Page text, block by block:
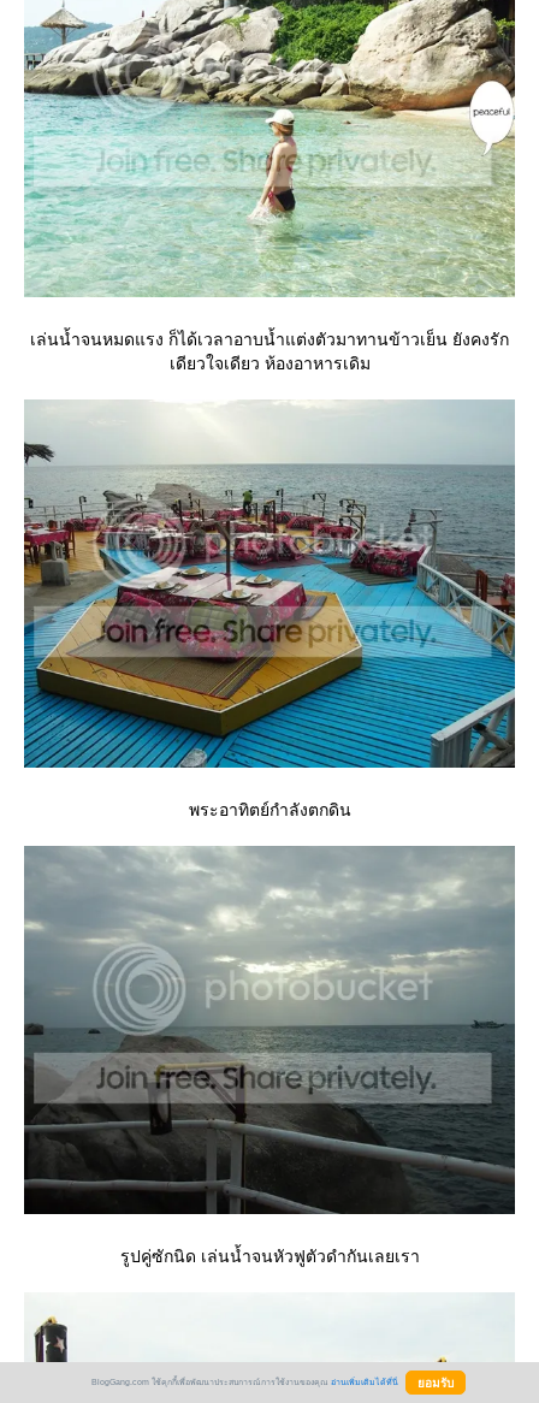
เล่นน้ำจนหมดแรง ก็ได้เวลาอาบน้ำแต่งตัวมาทานข้าวเย็น ยังคงรัก
เดียวใจเดียว ห้องอาหารเดิม
พระอาทิตย์กำลังตกดิน
รูปคู่ซักนิด เล่นน้ำจนหัวฟูตัวดำกันเลยเรา
BlogGang.com ใช้คุกกี้เพื่อพัฒนาประสบการณ์การใช้งานของคุณ อ่านเพิ่มเติมได้ที่นี่